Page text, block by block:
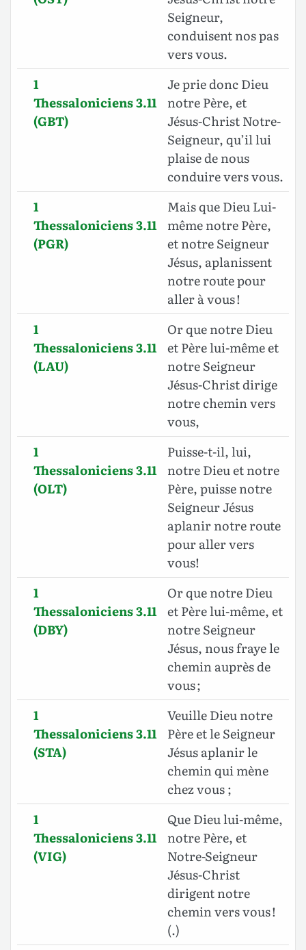
Seigneur,
conduisent nos pas
vers vous.
1
Thessaloniciens 3.11
(GBT)
Je prie donc Dieu
notre Père, et
Jésus-Christ Notre-
Seigneur, qu’il lui
plaise de nous
conduire vers vous.
1
Thessaloniciens 3.11
(PGR)
Mais que Dieu Lui-
même notre Père,
et notre Seigneur
Jésus, aplanissent
notre route pour
aller à vous !
1
Thessaloniciens 3.11
(LAU)
Or que notre Dieu
et Père lui-même et
notre Seigneur
Jésus-Christ dirige
notre chemin vers
vous,
1
Thessaloniciens 3.11
(OLT)
Puisse-t-il, lui,
notre Dieu et notre
Père, puisse notre
Seigneur Jésus
aplanir notre route
pour aller vers
vous!
1
Thessaloniciens 3.11
(DBY)
Or que notre Dieu
et Père lui-même, et
notre Seigneur
Jésus, nous fraye le
chemin auprès de
vous ;
1
Thessaloniciens 3.11
(STA)
Veuille Dieu notre
Père et le Seigneur
Jésus aplanir le
chemin qui mène
chez vous ;
1
Thessaloniciens 3.11
(VIG)
Que Dieu lui-même,
notre Père, et
Notre-Seigneur
Jésus-Christ
dirigent notre
chemin vers vous !
(.)